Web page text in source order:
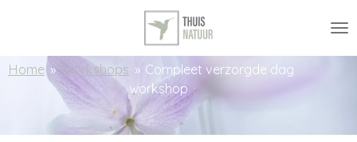
de
hoofdinhoud
Home » Workshops » Compleet verzorgde dag
workshop